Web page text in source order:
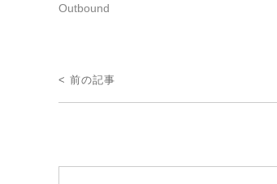
Outbound
投
稿
< 前の記事